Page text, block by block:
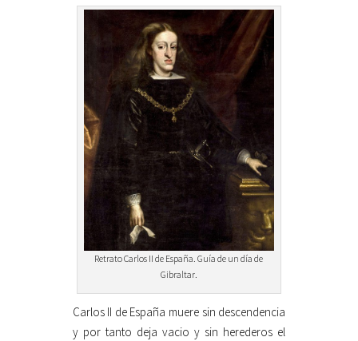
Retrato Carlos II de España. Guía de un día de
Gibraltar.
Carlos II de España muere sin descendencia
y por tanto deja vacio y sin herederos el